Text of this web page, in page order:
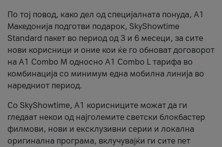
По тој повод, како дел од специјалната понуда, А1
Македонија подготви подарок, SkyShowtime
Standard пакет во период од 3 и 6 месеци, за сите
нови корисници и оние кои ќе го обноват договорот
на А1 Combo M односно А1 Combo L тарифа во
комбинација со минимум една мобилна линија во
наредниот период.
Со SkyShowtime, А1 корисниците можат да ги
гледаат некои од најголемите светски блокбастер
филмови, нови и ексклузивни серии и локална
оригинална програма, вклучувајќи ги сите пет